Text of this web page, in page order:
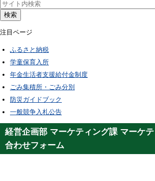
検索
注目ページ
ふるさと納税
学童保育入所
年金生活者支援給付金制度
ごみ集積所・ごみ分別
防災ガイドブック
一般競争入札公告
経営企画部 マーケティング課 マーケ
合わせフォーム